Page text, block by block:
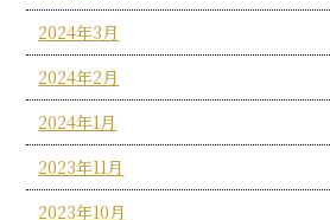
2024年3月
2024年2月
2024年1月
2023年11月
2023年10月